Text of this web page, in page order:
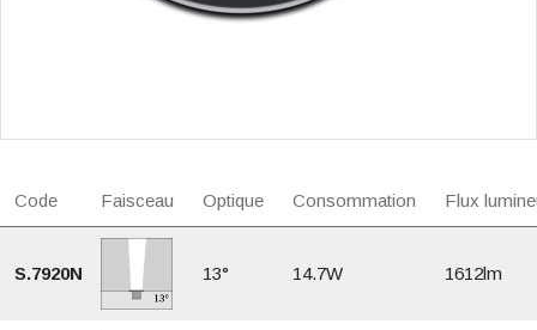
Code Faisceau Optique Consommation Flux
S.7920N 13° 14.7W 1612lm